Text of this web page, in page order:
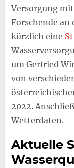
Versorgung
Forschende an
kürzlich eine
um Gerfried
von
2022.
Wetterdaten.
Aktuelle